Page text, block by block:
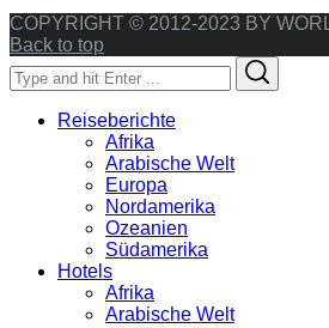
COPYRIGHT © 2012-2023 BY
Back to top
Search
for:
Reiseberichte
Afrika
Arabische Welt
Europa
Nordamerika
Ozeanien
Südamerika
Hotels
Afrika
Arabische Welt